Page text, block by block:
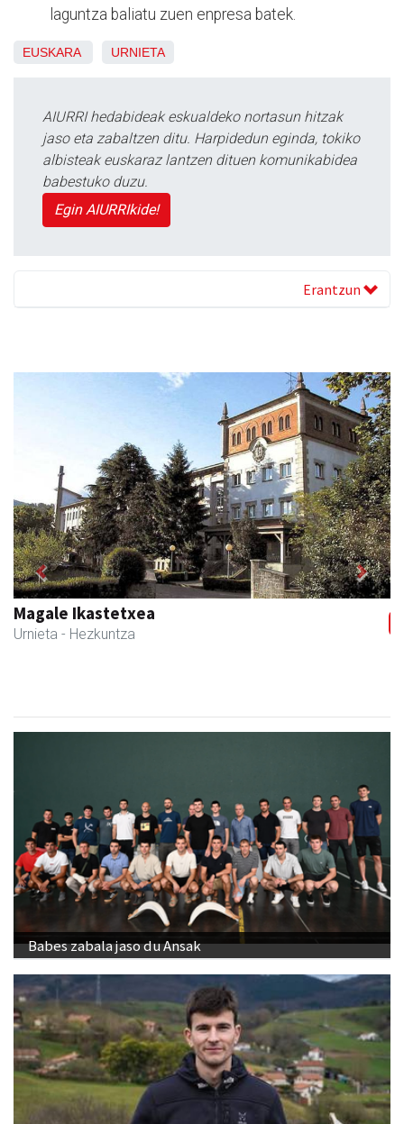
laguntza baliatu zuen enpresa batek.
EUSKARA URNIETA
AIURRI hedabideak eskualdeko nortasun hitzak
jaso eta zabaltzen ditu. Harpidedun eginda, tokiko
albisteak euskaraz lantzen dituen komunikabidea
babestuko duzu.
Egin AIURRIkide!
Erantzun
Magale Ikastetxea
Urnieta - Hezkuntza
Previous Next
Babes zabala jaso du Ansak